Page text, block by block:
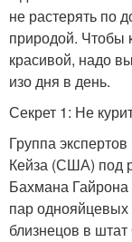
не растерять по
природой. Чтобы
красивой, надо
изо дня в день.
Секрет 1: Не
Группа
Кейза (США) под
Бахмана
пар
близнецов в штат